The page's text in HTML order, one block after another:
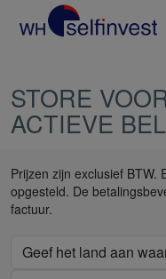
STORE
ACTIEVE
Prijzen zijn exclusief BTW.
opgesteld. De
factuur.